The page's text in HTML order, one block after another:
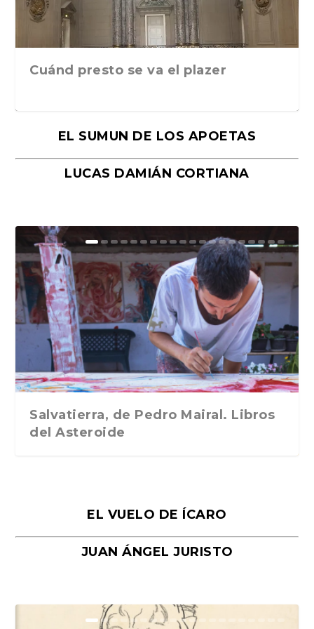
Cuánd presto se va el plazer
Moral, de Lyra Ekström Lindbäck.
Traducción de Car...
Revolución, de Hugo Gonçalves.
Libros del Asteroid...
«La música ha sido el gran amor de
mi vida». Esthe...
«El barman del Ritz», de Philippe
Collin. Traducci...
Mañanas de editorial, noches de
Bocaccio
EL SUMUN DE LOS APOETAS
LUCAS DAMIÁN CORTIANA
Salvatierra, de Pedro Mairal. Libros
del Asteroide
EL VUELO DE ÍCARO
JUAN ÁNGEL JURISTO